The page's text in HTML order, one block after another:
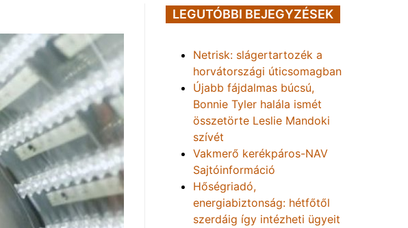
LEGUTÓBBI BEJEGYZÉSEK
Netrisk: slágertartozék a
horvátországi úticsomagban
Újabb fájdalmas búcsú,
Bonnie Tyler halála ismét
összetörte Leslie Mandoki
szívét
Vakmerő kerékpáros-NAV
Sajtóinformáció
Hőségriadó,
energiabiztonság: hétfőtől
szerdáig így intézheti ügyeit